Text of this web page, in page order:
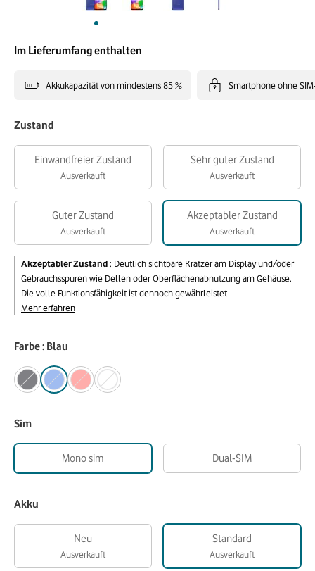
Im Lieferumfang enthalten
Akkukapazität von mindestens 85 % Smartphone ohne
Zustand
Einwandfreier Zustand
Ausverkauft
Sehr guter Zustand
Ausverkauft
Guter Zustand
Ausverkauft
Akzeptabler Zustand
Ausverkauft
Akzeptabler Zustand: Deutlich sichtbare Kratzer am Display und/oder
Gebrauchsspuren wie Dellen oder Oberflächenabnutzung am Gehäuse.
Die volle Funktionsfähigkeit ist dennoch gewährleistet
Mehr erfahren
Farbe : Blau
Sim
Mono sim Dual-SIM
Akku
Neu
Ausverkauft
Standard
Ausverkauft